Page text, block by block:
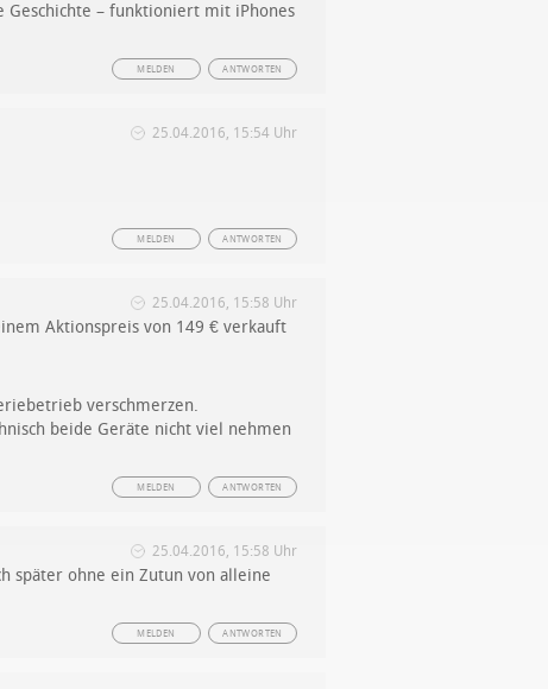
Geschichte – funktioniert mit iPhones
ANTWORTEN
MELDEN
25.04.2016, 15:54 Uhr
ANTWORTEN
MELDEN
25.04.2016, 15:58 Uhr
Aktionspreis von 149 € verkauft
verschmerzen.
beide Geräte nicht viel nehmen
ANTWORTEN
MELDEN
25.04.2016, 15:58 Uhr
später ohne ein Zutun von alleine
ANTWORTEN
MELDEN